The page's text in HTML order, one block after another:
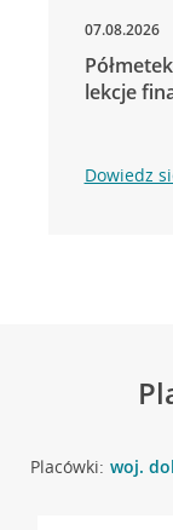
07.08.2026
lekcje
Dowiedz
Placówki: woj.